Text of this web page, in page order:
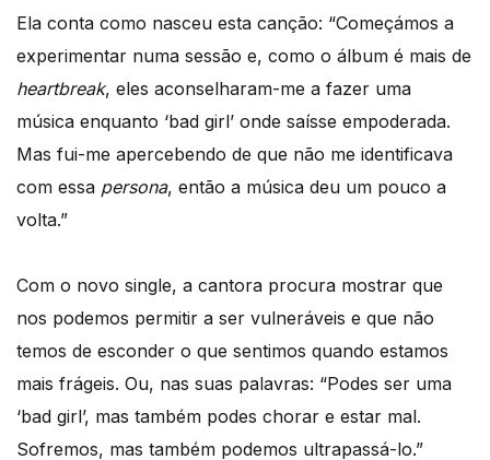
Ela conta como nasceu esta canção: “Começámos a
experimentar numa sessão e, como o álbum é mais de
heartbreak, eles aconselharam-me a fazer uma
música enquanto ‘bad girl’ onde saísse empoderada.
Mas fui-me apercebendo de que não me identificava
com essa persona, então a música deu um pouco a
volta.”
Com o novo single, a cantora procura mostrar que
nos podemos permitir a ser vulneráveis e que não
temos de esconder o que sentimos quando estamos
mais frágeis. Ou, nas suas palavras: “Podes ser uma
‘bad girl’, mas também podes chorar e estar mal.
Sofremos, mas também podemos ultrapassá-lo.”